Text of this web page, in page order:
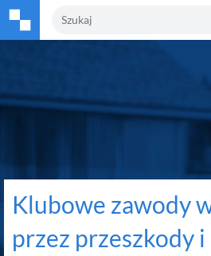
Klubowe zawody
przez przeszkody